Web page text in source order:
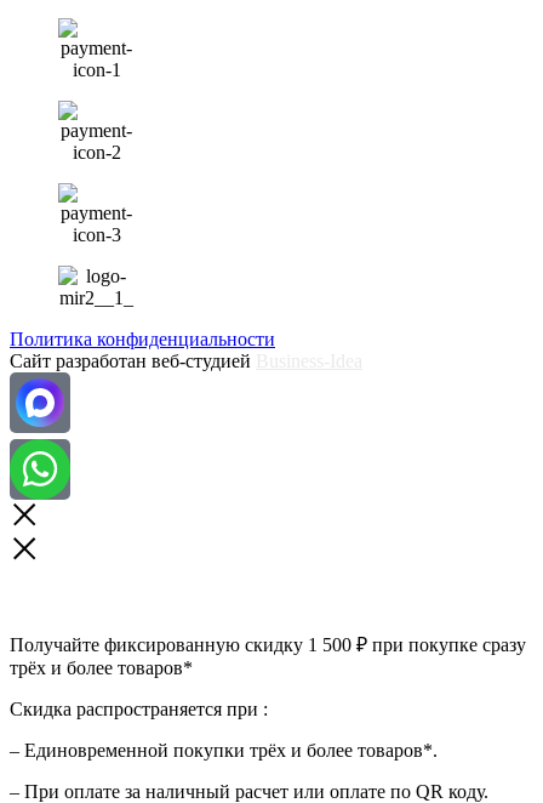
Политика конфиденциальности
Сайт разработан веб-студией
Получайте фиксированную скидку 1 500 ₽ при покупке сразу
трёх и более товаров*
Скидка распространяется при :
– Единовременной покупки трёх и более товаров*.
– При оплате за наличный расчет или оплате по QR коду.